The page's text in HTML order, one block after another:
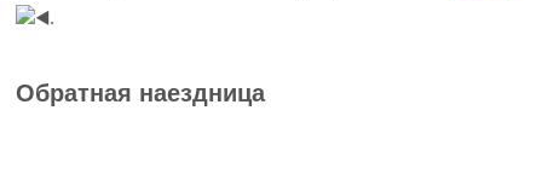
.
Обратная наездница